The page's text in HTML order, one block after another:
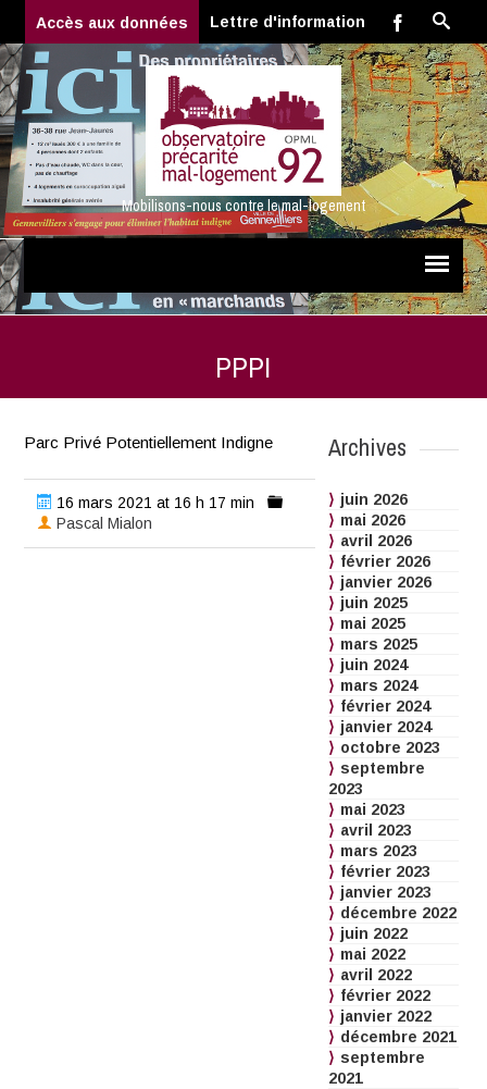
Accès aux données Lettre d'information
Mobilisons-nous contre le mal-logement
PPPI
Parc Privé Potentiellement Indigne
16 mars 2021 at 16 h 17 min
Pascal Mialon
Archives
juin 2026
mai 2026
avril 2026
février 2026
janvier 2026
juin 2025
mai 2025
mars 2025
juin 2024
mars 2024
février 2024
janvier 2024
octobre 2023
septembre
2023
mai 2023
avril 2023
mars 2023
février 2023
janvier 2023
décembre 2022
juin 2022
mai 2022
avril 2022
février 2022
janvier 2022
décembre 2021
septembre
2021